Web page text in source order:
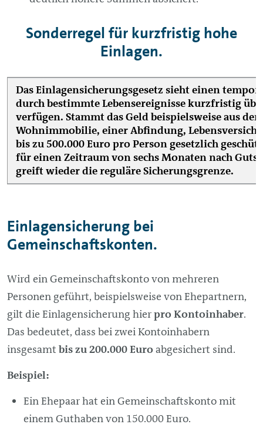
Sonderregel für kurzfristig hohe
Einlagen.
Das Einlagensicherungsgesetz sieht einen
durch bestimmte Lebensereignisse kurzfristig
verfügen. Stammt das Geld beispielsweise aus
Wohnimmobilie, einer Abfindung,
bis zu 500.000 Euro pro Person gesetzlich
für einen Zeitraum von sechs Monaten nach
greift wieder die reguläre Sicherungsgrenze.
Einlagensicherung bei
Gemeinschaftskonten.
Wird ein Gemeinschaftskonto von mehreren
Personen geführt, beispielsweise von Ehepartnern,
gilt die Einlagensicherung hierpro Kontoinhaber.
Das bedeutet, dass bei zwei Kontoinhabern
insgesamt bis zu 200.000 Euro abgesichert sind.
Beispiel:
Ein Ehepaar hat ein Gemeinschaftskonto mit
einem Guthaben von 150.000 Euro.